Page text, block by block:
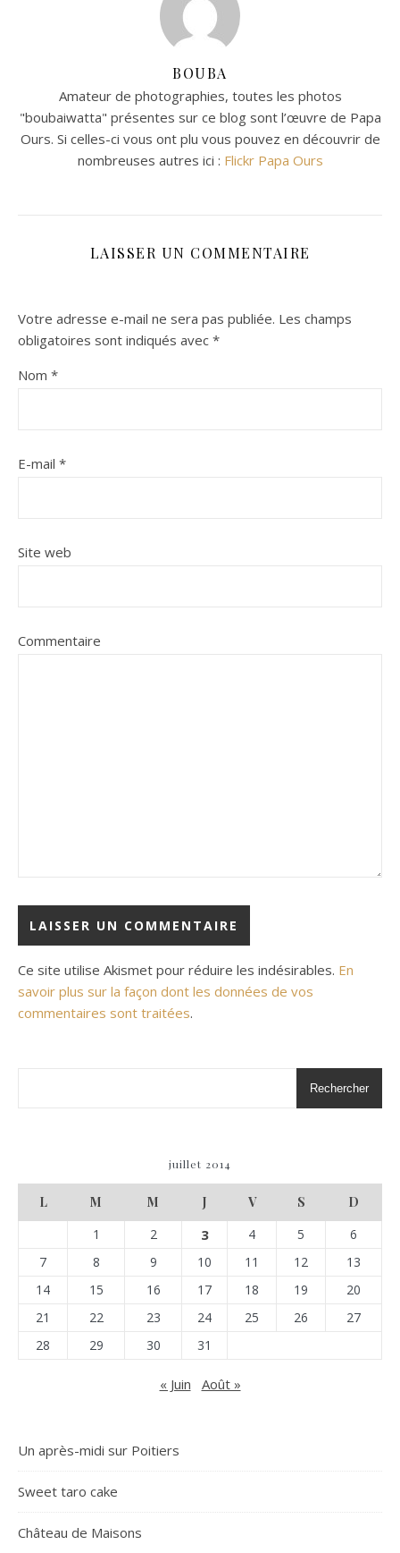
BOUBA
Amateur de photographies, toutes les photos
"boubaiwatta" présentes sur ce blog sont l’œuvre de Papa
Ours. Si celles-ci vous ont plu vous pouvez en découvrir de
nombreuses autres ici : Flickr Papa Ours
LAISSER UN COMMENTAIRE
Votre adresse e-mail ne sera pas publiée. Les champs
obligatoires sont indiqués avec *
Nom *
E-mail *
Site web
Commentaire
Ce site utilise Akismet pour réduire les indésirables. En
savoir plus sur la façon dont les données de vos
commentaires sont traitées.
Rechercher
juillet 2014
L M M J V S
D
1
2 3 4 5
6
7
8 9 10 11 12
13
14
15 16 17 18 19
20
21
22 23 24 25 26
27
28
29 30 31
« Juin Août »
Un après-midi sur Poitiers
Sweet taro cake
Château de Maisons